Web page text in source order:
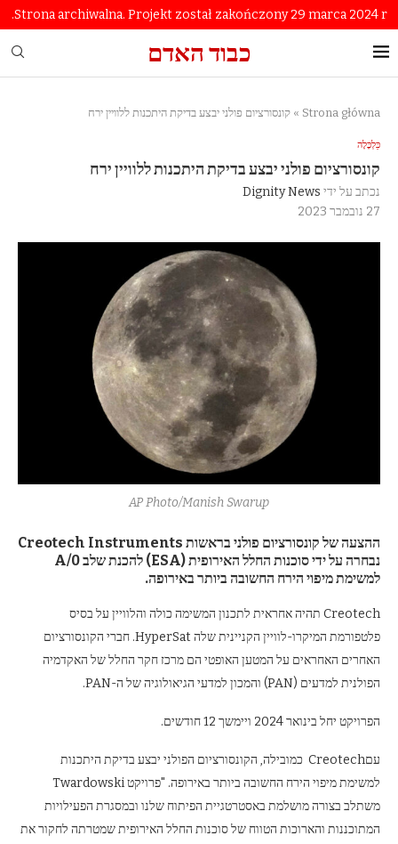
Strona archiwalna. Projekt został zakończony 29 marca 2024 r.
כבוד האדם
Strona główna
» קונסורציום פולני יבצע בדיקת היתכנות ללוויין ירח
כַּלְכָּלָה
קונסורציום פולני יבצע בדיקת היתכנות ללוויין ירח
נכתב על ידי Dignity News
27 נובמבר 2023
AP Photo/Manish Swarup
ההצעה של קונסורציום פולני בראשות Creotech Instruments
נבחרה על ידי סוכנות החלל האירופית (ESA) להכנת שלב 0/A
למשימת מיפוי הירח החשובה ביותר באירופה.
Creotech תהיה אחראית לתכנון המשימה כולה והלוויין על בסיס
פלטפורמת המיקרו-לוויין הקניינית שלה HyperSat. חברי הקונסורציום
האחרים האחראים על המטען האופטי הם מרכז חקר החלל של האקדמיה
הפולנית למדעים (PAN) והמכון למדעי הגיאולוגיה של ה-PAN.
הפרויקט יחל בינואר 2024 ויימשך 12 חודשים.
עםCreotech כמובילה, הקונסורציום הפולני יבצע בדיקת היתכנות
למשימת מיפוי הירח החשובה ביותר באירופה. "פרויקט Twardowski
משתלב בצורה מושלמת באסטרטגיית הפיתוח שלנו ובמסגרת הפעילויות
המתוכננות והארוכות הטווח של סוכנות החלל האירופית שמטרתה לחקור את